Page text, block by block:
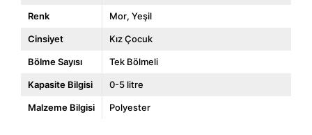
Renk Mor Yeşil
Cinsiyet Kız Çocuk
Bölme Sayısı Tek Bölmeli
Kapasite Bilgisi 0-5 litre
Malzeme Bilgisi Polyester